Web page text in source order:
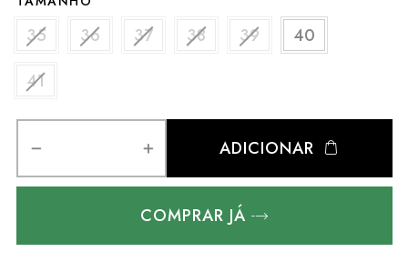
35 36 37 38 39
40
41
ADICIONAR
COMPRAR JÁ